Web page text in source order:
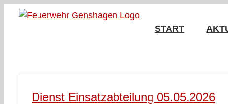
Zum
START
Dienst Einsatzabteilung 05.05.2026